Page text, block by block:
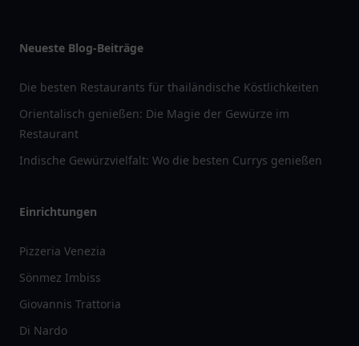
Neueste Blog-Beiträge
Die besten Restaurants für thailändische Köstlichkeiten
Orientalisch genießen: Die Magie der Gewürze im
Restaurant
Indische Gewürzvielfalt: Wo die besten Currys genießen
Einrichtungen
Pizzeria Venezia
Sönmez Imbiss
Giovannis Trattoria
Di Nardo